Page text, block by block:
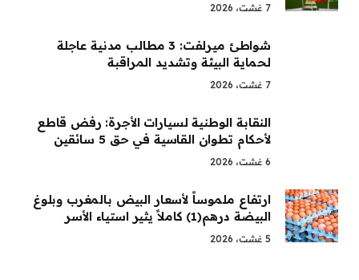
7 غشت، 2026
شواطئ ميرلفت: 3 مطالب مدنية عاجلة
لحماية البيئة وتشديد المراقبة
7 غشت، 2026
النقابة الوطنية لسيارات الأجرة: رفض قاطع
لأحكام تطوان القاسية في حق 5 سائقين
6 غشت، 2026
ارتفاع ملموساً لأسعار البيض بالمغرب وبلوغ
البيضة درهم(1) كاملاً يثير استياء الأسر
5 غشت، 2026